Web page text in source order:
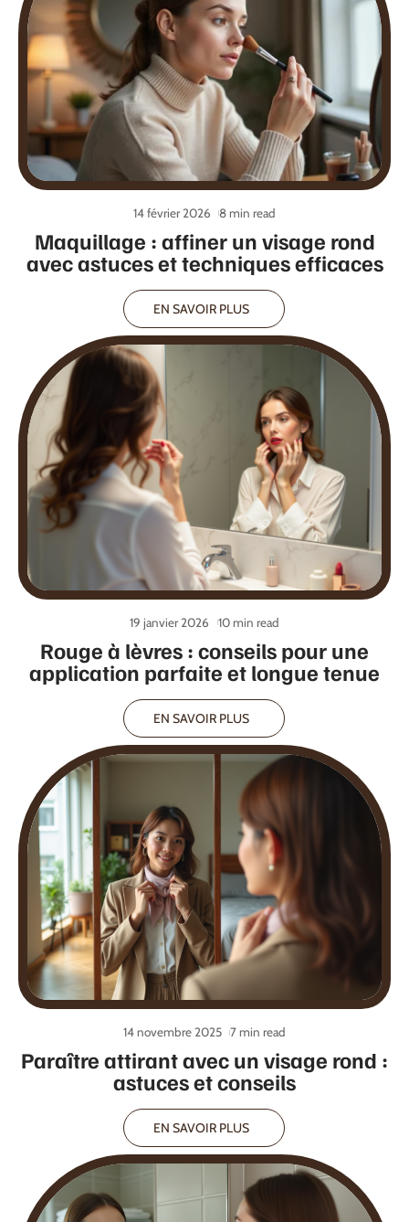
Maquillage : affiner un visage rond
avec astuces et techniques efficaces
14 février 2026 8 min read
EN SAVOIR PLUS
Rouge à lèvres : conseils pour une
application parfaite et longue tenue
19 janvier 2026 10 min read
EN SAVOIR PLUS
Paraître attirant avec un visage rond :
astuces et conseils
14 novembre 2025 7 min read
EN SAVOIR PLUS